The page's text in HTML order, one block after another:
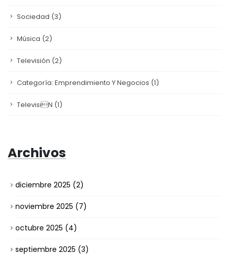
Sociedad (3)
Música (2)
Televisión (2)
Categoría: Emprendimiento Y Negocios (1)
Televisin (1)
Archivos
diciembre 2025 (2)
noviembre 2025 (7)
octubre 2025 (4)
septiembre 2025 (3)